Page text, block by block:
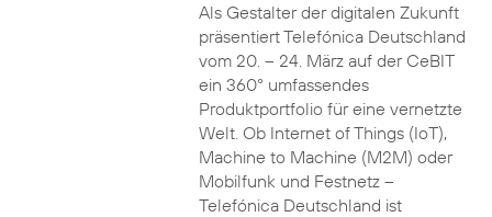
Als Gestalter der digitalen Zukunft
präsentiert Telefónica Deutschland
vom 20. – 24. März auf der CeBIT
ein 360° umfassendes
Produktportfolio für eine vernetzte
Welt. Ob Internet of Things (IoT),
Machine to Machine (M2M) oder
Mobilfunk und Festnetz –
Telefónica Deutschland ist